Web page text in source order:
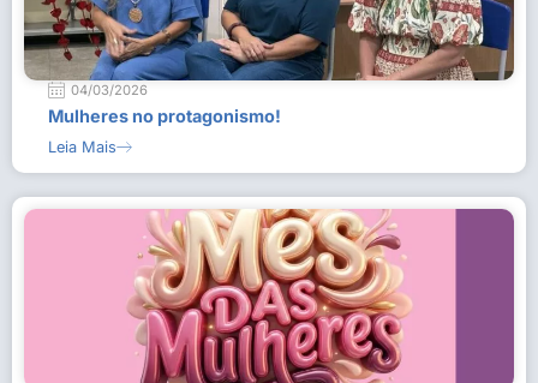
04/03/2026
Mulheres no protagonismo!
Leia Mais